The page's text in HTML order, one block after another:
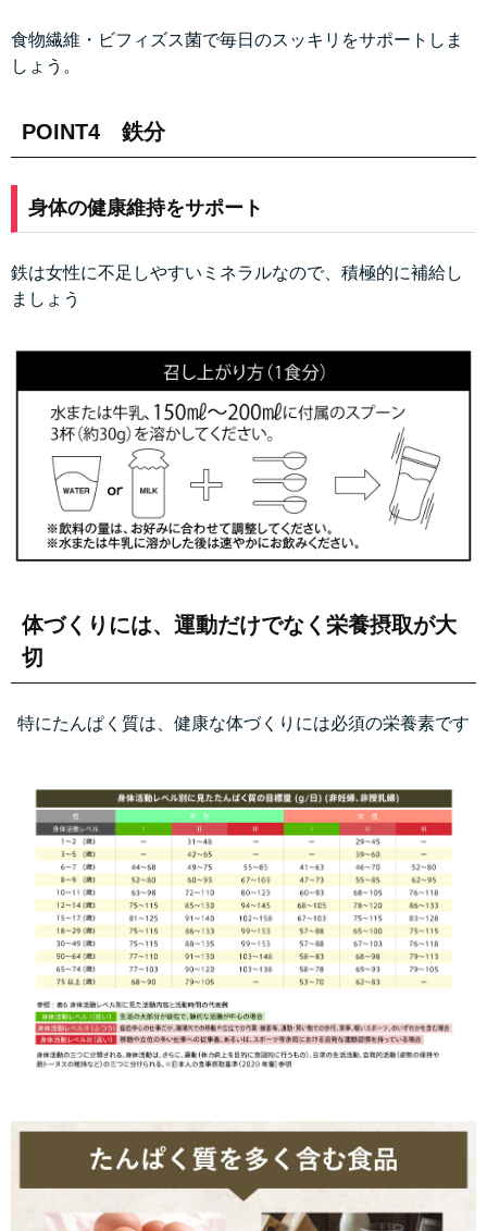
食物繊維・ビフィズス菌で毎日のスッキリをサポートしま
しょう。
POINT4 鉄分
身体の健康維持をサポート
鉄は女性に不足しやすいミネラルなので、積極的に補給し
ましょう
体づくりには、運動だけでなく栄養摂取が大
切
特にたんぱく質は、健康な体づくりには必須の栄養素です